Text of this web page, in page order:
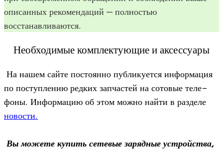
опи­сан­ных реко­мен­да­ций — пол­но­стью
восстанавливаются.
Необходимые комплектующие и аксессуары
На нашем сайте посто­янно пуб­ли­ку­ется инфор­ма­ция
по поступ­ле­нию ред­ких зап­ча­стей на сото­вые теле­
фоны. Инфор­ма­цию об этом можно найти в раз­деле
ново­сти.
Вы можете купить сете­вые заряд­ные устрой­ства,